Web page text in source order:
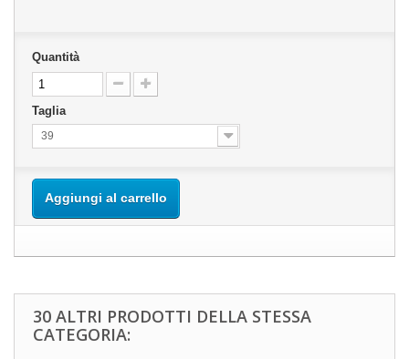
Quantità
Taglia
39
Aggiungi al carrello
30 ALTRI PRODOTTI DELLA STESSA
CATEGORIA: